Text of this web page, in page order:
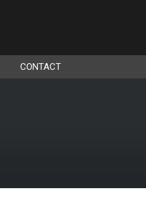
CONTACT